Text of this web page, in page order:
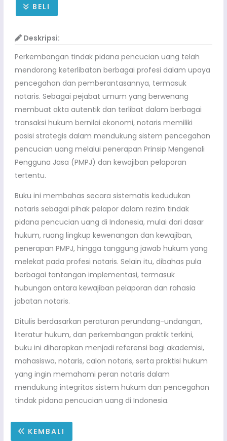
BELI
Deskripsi:
Perkembangan tindak pidana pencucian uang telah
mendorong keterlibatan berbagai profesi dalam upaya
pencegahan dan pemberantasannya, termasuk
notaris. Sebagai pejabat umum yang berwenang
membuat akta autentik dan terlibat dalam berbagai
transaksi hukum bernilai ekonomi, notaris memiliki
posisi strategis dalam mendukung sistem pencegahan
pencucian uang melalui penerapan Prinsip Mengenali
Pengguna Jasa (PMPJ) dan kewajiban pelaporan
tertentu.
Buku ini membahas secara sistematis kedudukan
notaris sebagai pihak pelapor dalam rezim tindak
pidana pencucian uang di Indonesia, mulai dari dasar
hukum, ruang lingkup kewenangan dan kewajiban,
penerapan PMPJ, hingga tanggung jawab hukum yang
melekat pada profesi notaris. Selain itu, dibahas pula
berbagai tantangan implementasi, termasuk
hubungan antara kewajiban pelaporan dan rahasia
jabatan notaris.
Ditulis berdasarkan peraturan perundang-undangan,
literatur hukum, dan perkembangan praktik terkini,
buku ini diharapkan menjadi referensi bagi akademisi,
mahasiswa, notaris, calon notaris, serta praktisi hukum
yang ingin memahami peran notaris dalam
mendukung integritas sistem hukum dan pencegahan
tindak pidana pencucian uang di Indonesia.
KEMBALI